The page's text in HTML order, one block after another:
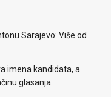
Sarajevo: Više od
imena kandidata, a
glasanja